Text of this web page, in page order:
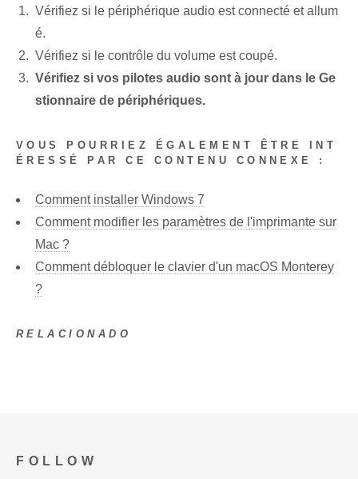
Vérifiez si le périphérique audio est connecté et allum
é.
Vérifiez si le contrôle du volume est coupé.
Vérifiez si vos pilotes audio sont à jour dans le Ge
stionnaire de périphériques.
VOUS POURRIEZ ÉGALEMENT ÊTRE INT
ÉRESSÉ PAR CE CONTENU CONNEXE :
Comment installer Windows 7
Comment modifier les paramètres de l'imprimante sur
Mac ?
Comment débloquer le clavier d'un macOS Monterey
?
RELACIONADO
FOLLOW